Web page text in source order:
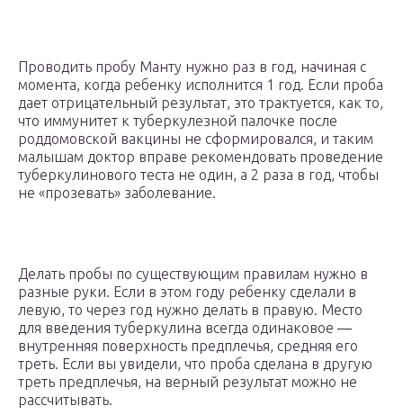
Проводить пробу Манту нужно раз в год, начиная с
момента, когда ребенку исполнится 1 год. Если проба
дает отрицательный результат, это трактуется, как то,
что иммунитет к туберкулезной палочке после
роддомовской вакцины не сформировался, и таким
малышам доктор вправе рекомендовать проведение
туберкулинового теста не один, а 2 раза в год, чтобы
не «прозевать» заболевание.
Делать пробы по существующим правилам нужно в
разные руки. Если в этом году ребенку сделали в
левую, то через год нужно делать в правую. Место
для введения туберкулина всегда одинаковое —
внутренняя поверхность предплечья, средняя его
треть. Если вы увидели, что проба сделана в другую
треть предплечья, на верный результат можно не
рассчитывать.